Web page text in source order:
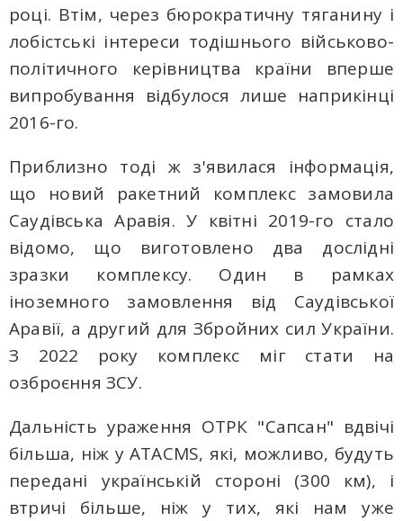
році. Втім, через бюрократичну тяганину і
лобістські інтереси тодішнього військово-
політичного керівництва країни вперше
випробування відбулося лише наприкінці
2016-го.
Приблизно тоді ж з'явилася інформація,
що новий ракетний комплекс замовила
Саудівська Аравія. У квітні 2019-го стало
відомо, що виготовлено два дослідні
зразки комплексу. Один в рамках
іноземного замовлення від Саудівської
Аравії, а другий для Збройних сил України.
З 2022 року комплекс міг стати на
озброєння ЗСУ.
Дальність ураження ОТРК "Сапсан" вдвічі
більша, ніж у ATACMS, які, можливо, будуть
передані українській стороні (300 км), і
втричі більше, ніж у тих, які нам уже